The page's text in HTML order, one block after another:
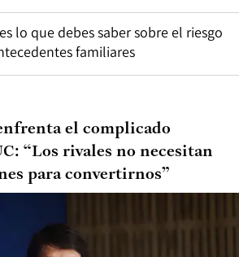
lo que debes saber sobre el riesgo
familiares
el complicado
“Los rivales no necesitan
para convertirnos”